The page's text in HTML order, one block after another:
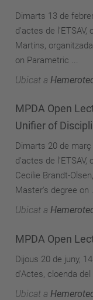
Dimarts 13 de
d'actes de l'ETSAV,
Martins,
on Parametric ...
Ubicat a
MPDA Open
Unifier of
Dimarts 20 de
d'actes de l'ETSAV,
Cecilie Brandt-
Master's degree on
Ubicat a
MPDA Open
Dijous 20 de juny,
d'Actes, cloenda
Ubicat a